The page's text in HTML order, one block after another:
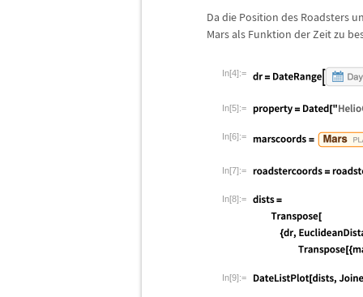
Da die Position des Roadsters
Mars als Funktion der Zeit zu
In[4]:=
In[5]:=
In[6]:=
In[7]:=
In[8]:=
In[9]:=